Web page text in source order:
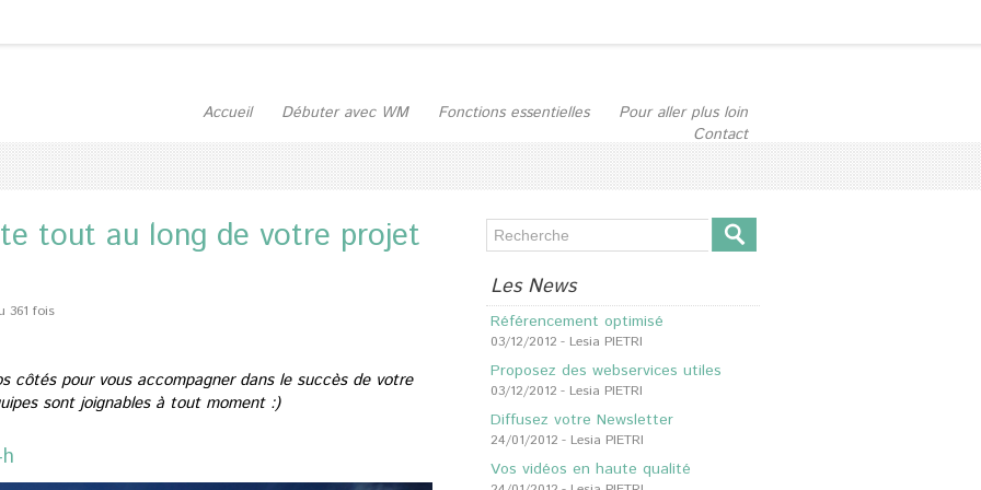
Accueil Débuter avec WM Fonctions essentielles
Pour aller plus loin
Contact
tout au long de votre projet
361 fois
côtés pour vous accompagner dans le succès de votre
sont joignables à tout moment :)
Les News
Référencement optimisé
03/12/2012 - Lesia PIETRI
Proposez des webservices utiles
03/12/2012 - Lesia PIETRI
Diffusez votre Newsletter
24/01/2012 - Lesia PIETRI
Vos vidéos en haute qualité